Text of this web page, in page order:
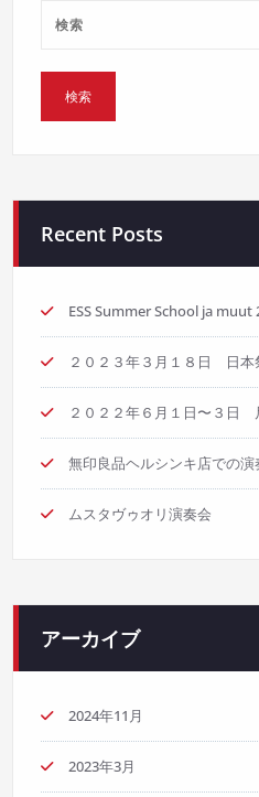
Recent Posts
ESS Summer School ja
２０２３年３月１８日 日本
２０２２年６月１日〜３日
無印良品ヘルシンキ店での演
ムスタヴゥオリ演奏会
アーカイブ
2024年11月
2023年3月